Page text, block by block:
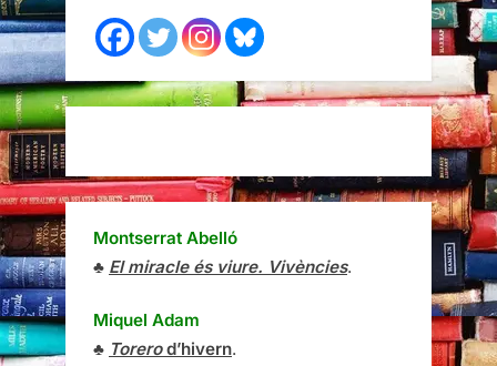
Montserrat Abelló
♣ El miracle és viure. Vivències.
Miquel Adam
♣ Torerod’hivern.